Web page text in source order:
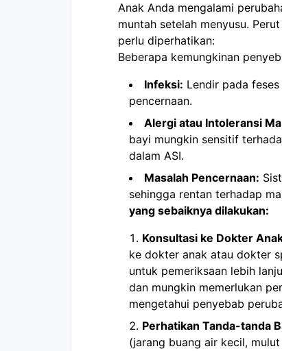
Anak Anda mengalami
muntah setelah menyusu.
perlu diperhatikan:
Beberapa kemungkinan
Infeksi: Lendir pada
pencernaan.
Alergi atau Intoleransi
bayi mungkin sensitif
dalam ASI.
Masalah Pencernaan:
sehingga rentan terhadap
yang sebaiknya dilakukan:
Konsultasi ke Dokter
ke dokter anak atau dokter
untuk pemeriksaan lebih
dan mungkin memerlukan
mengetahui penyebab
Perhatikan Tanda-tanda
(jarang buang air kecil,